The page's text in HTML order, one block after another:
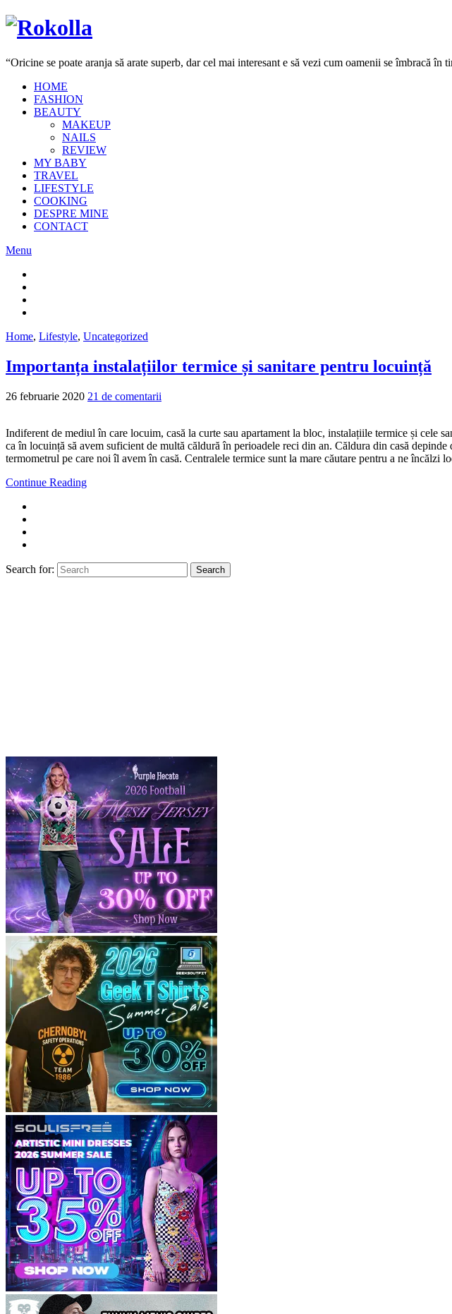
“Oricine se poate aranja să arate superb, dar cel mai interesant e să vezi cum oamenii se îmbracă
HOME
FASHION
BEAUTY
MAKEUP
NAILS
REVIEW
MY BABY
TRAVEL
LIFESTYLE
COOKING
DESPRE MINE
CONTACT
Menu
Home, Lifestyle, Uncategorized
Importanța instalațiilor termice și sanitare pentru locuință
26 februarie 2020 21 de comentarii
Indiferent de mediul în care locuim, casă la curte sau apartament la bloc, instalațiile termice și cele
ca în locuință să avem suficient de multă căldură în perioadele reci din an. Căldura din casă
termometrul pe care noi îl avem în casă. Centralele termice sunt la mare căutare pentru a ne încălzi
Continue Reading
Search for: Search